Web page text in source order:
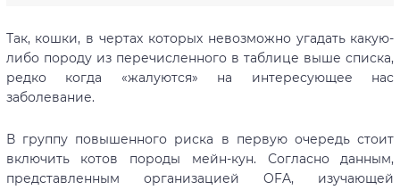
Так, кошки, в чертах которых невозможно угадать какую-
либо породу из перечисленного в таблице выше списка,
редко когда «жалуются» на интересующее нас
заболевание.
В группу повышенного риска в первую очередь стоит
включить котов породы мейн-кун. Согласно данным,
представленным организацией OFA, изучающей